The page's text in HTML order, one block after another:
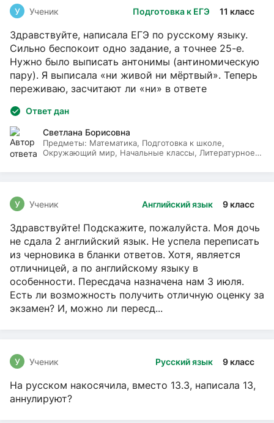
Подготовка к ЕГЭ 11 класс
У Ученик
Здравствуйте, написала ЕГЭ по русскому языку.
Сильно беспокоит одно задание, а точнее 25-е.
Нужно было выписать антонимы (антиномическую
пару). Я выписала «ни живой ни мёртвый». Теперь
переживаю, засчитают ли «ни» в ответе
Ответ дан
Светлана Борисовна
Предметы: Математика, Подготовка к школе,
Окружающий мир, Начальные классы, Литературное
Английский язык 9 класс
У Ученик
Здравствуйте! Подскажите, пожалуйста. Моя дочь
не сдала 2 английский язык. Не успела переписать
из черновика в бланки ответов. Хотя, является
отличницей, а по английскому языку в
особенности. Пересдача назначена нам 3 июля.
Есть ли возможность получить отличную оценку за
экзамен? И, можно ли пересд...
Русский язык 9 класс
У Ученик
На русском накосячила, вместо 13.3, написала 13,
аннулируют?